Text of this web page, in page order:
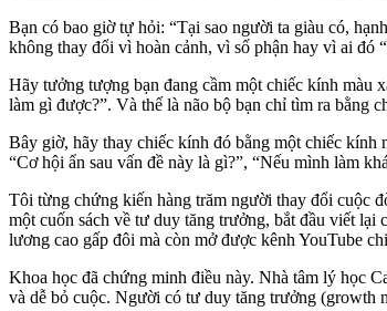
Bạn có bao giờ tự hỏi: “Tại sao người ta giàu có,
không thay đổi vì hoàn cảnh, vì số phận hay vì ai đó
Hãy tưởng tượng bạn đang cầm một chiếc kính màu
làm gì được?”. Và thế là não bộ bạn chỉ tìm ra bằng
Bây giờ, hãy thay chiếc kính đó bằng một chiếc kính
“Cơ hội ẩn sau vấn đề này là gì?”, “Nếu mình làm
Tôi từng chứng kiến hàng trăm người thay đổi cuộc
một cuốn sách về tư duy tăng trưởng, bắt đầu viết
lương cao gấp đôi mà còn mở được kênh YouTube
Khoa học đã chứng minh điều này. Nhà tâm lý học
và dễ bỏ cuộc. Người có tư duy tăng trưởng (growth